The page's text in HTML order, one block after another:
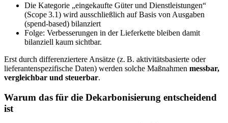
Die Kategorie „eingekaufte Güter und Dienstleistungen“
(Scope 3.1) wird ausschließlich auf Basis von Ausgaben
(spend-based) bilanziert
Folge: Verbesserungen in der Lieferkette bleiben damit
bilanziell kaum sichtbar.
Erst durch differenziertere Ansätze (z. B. aktivitätsbasierte oder
lieferantenspezifische Daten) werden solche Maßnahmen messbar,
vergleichbar und steuerbar.
Warum das für die Dekarbonisierung entscheidend
ist